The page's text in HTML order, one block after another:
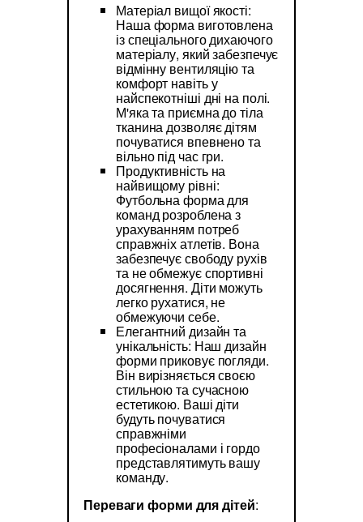
Матеріал вищої якості:
Наша форма виготовлена
із спеціального дихаючого
матеріалу, який забезпечує
відмінну вентиляцію та
комфорт навіть у
найспекотніші дні на полі.
М'яка та приємна до тіла
тканина дозволяє дітям
почуватися впевнено та
вільно під час гри.
Продуктивність на
найвищому рівні:
Футбольна форма для
команд розроблена з
урахуванням потреб
справжніх атлетів. Вона
забезпечує свободу рухів
та не обмежує спортивні
досягнення. Діти можуть
легко рухатися, не
обмежуючи себе.
Елегантний дизайн та
унікальність: Наш дизайн
форми приковує погляди.
Він вирізняється своєю
стильною та сучасною
естетикою. Ваші діти
будуть почуватися
справжніми
професіоналами і гордо
представлятимуть вашу
команду.
Переваги форми для дітей: